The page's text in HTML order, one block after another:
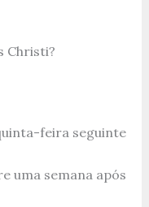
Christi?
feira seguinte
uma semana após